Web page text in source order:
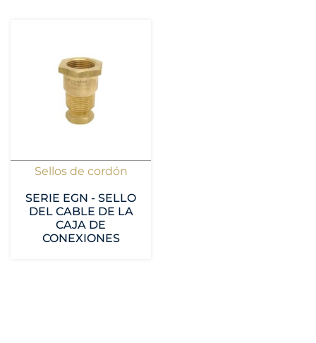
Sellos de cordón
SERIE EGN - SELLO
DEL CABLE DE LA
CAJA DE
CONEXIONES